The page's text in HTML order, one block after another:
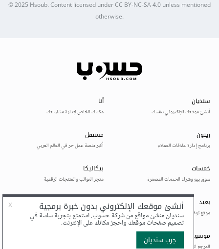
© 2025 Hsoub.Content licensed underCC BY-NC-SA 4.0unless mentioned
otherwise.